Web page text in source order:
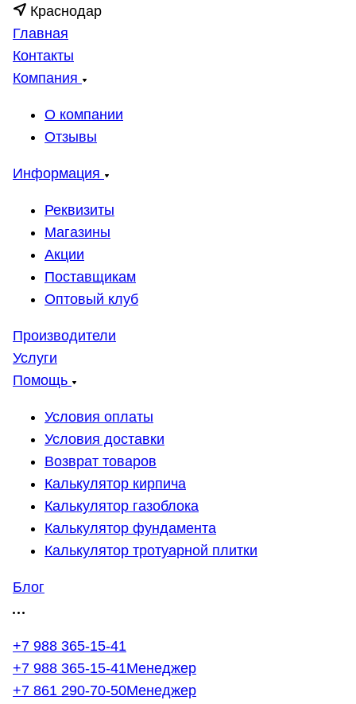
Краснодар
Главная
Контакты
Компания
О компании
Отзывы
Информация
Реквизиты
Магазины
Акции
Поставщикам
Оптовый клуб
Производители
Услуги
Помощь
Условия оплаты
Условия доставки
Возврат товаров
Калькулятор кирпича
Калькулятор газоблока
Калькулятор фундамента
Калькулятор тротуарной плитки
Блог
+7 988 365-15-41
+7 988 365-15-41Менеджер
+7 861 290-70-50Менеджер